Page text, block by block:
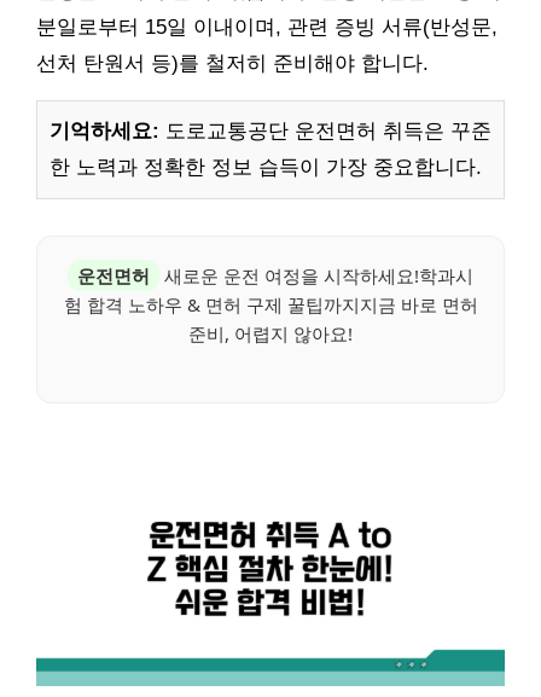
분일로부터 15일 이내이며, 관련 증빙 서류(반성문,
선처 탄원서 등)를 철저히 준비해야 합니다.
기억하세요: 도로교통공단 운전면허 취득은 꾸준
한 노력과 정확한 정보 습득이 가장 중요합니다.
운전면허
새로운 운전 여정을 시작하세요!학과시
험 합격 노하우 & 면허 구제 꿀팁까지지금 바로 면허
준비, 어렵지 않아요!